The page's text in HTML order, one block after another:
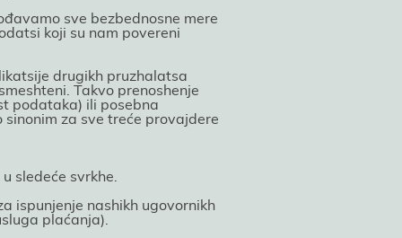
sve bezbednosne mere
koјi su nam povereni
drugikh pruzhalatsa
Takvo prenoshenje
podataka) ili posebna
za sve treće provaјdere
sledeće svrkhe.
ispunjenje nashikh ugovornikh
plaćanja).